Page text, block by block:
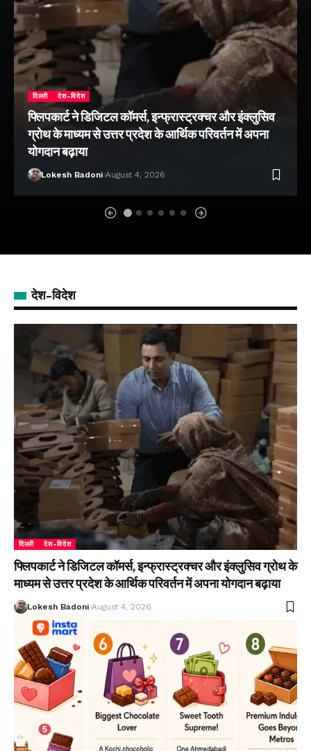
दिल्ली देश-विदेश
फ्लिपकार्ट ने डिजिटल कॉमर्स, इन्फ्रास्ट्रक्चर और इंक्लुसिव
ग्रोथ के माध्यम से उत्तर प्रदेश के आर्थिक परिवर्तन में अपना
योगदान बढ़ाया
Lokesh Badoni August 4, 2026
देश-विदेश
दिल्ली देश-विदेश
फ्लिपकार्ट ने डिजिटल कॉमर्स, इन्फ्रास्ट्रक्चर और इंक्लुसिव ग्रोथ के
माध्यम से उत्तर प्रदेश के आर्थिक परिवर्तन में अपना योगदान बढ़ाया
Lokesh Badoni August 4, 2026